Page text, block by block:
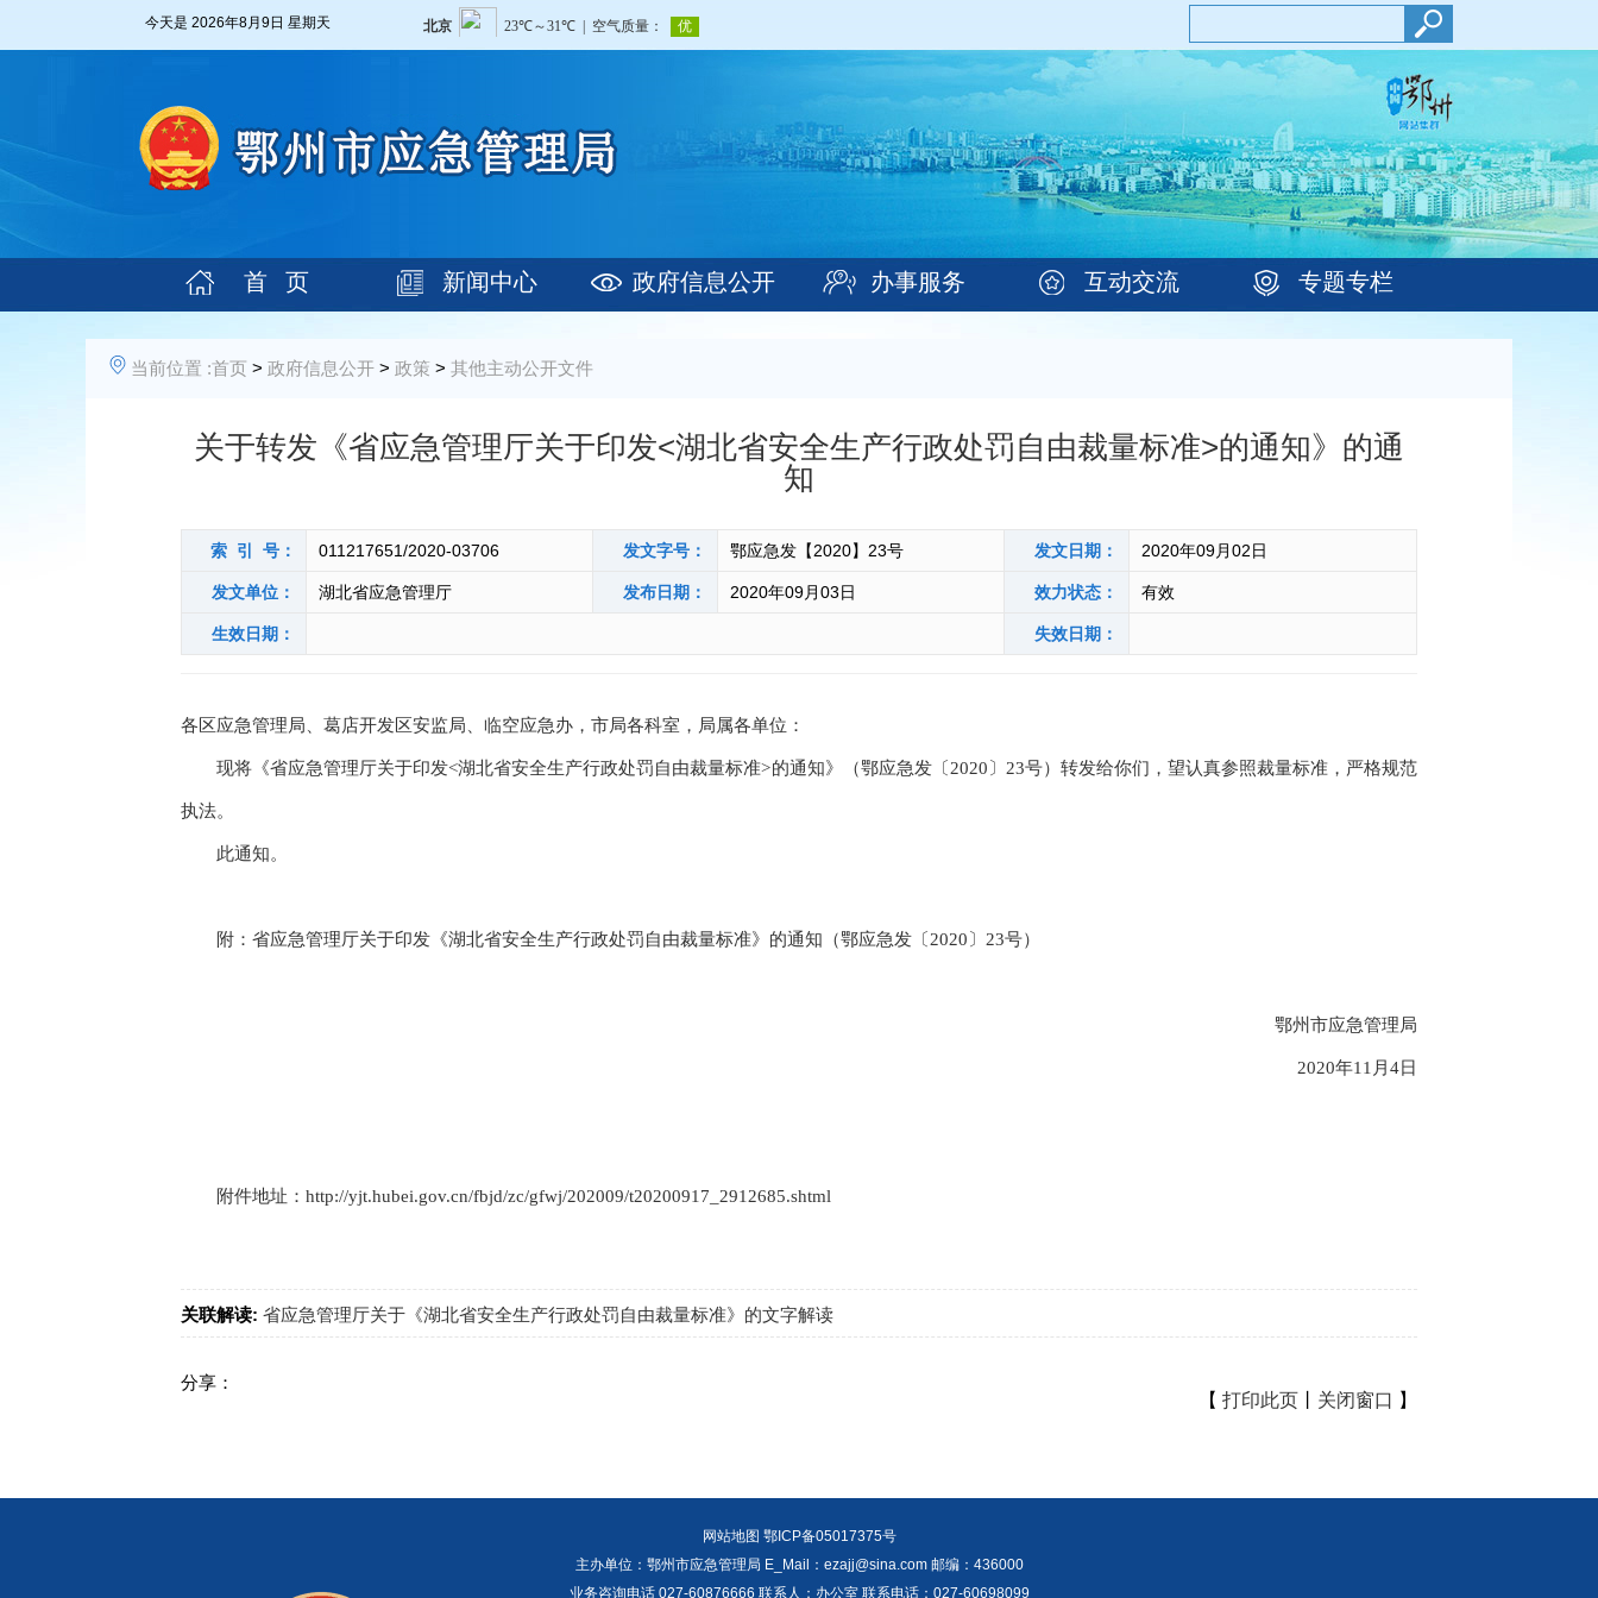
今天是 2026年8月9日 星期天
首 页 新闻中心 政府信息公开 办事服务 互动交流 专题专栏
当前位置 :首页 > 政府信息公开 > 政策 > 其他主动公开文件
关于转发《省应急管理厅关于印发<湖北省安全生产行政处罚自由裁量标准>的通知》的通
知
索 引 号： 011217651/2020-03706 发文字号： 鄂应急发【2020】23号 发文日期： 2020年09月02日
发文单位： 湖北省应急管理厅 发布日期： 2020年09月03日 效力状态： 有效
生效日期： 失效日期：
各区应急管理局、葛店开发区安监局、临空应急办，市局各科室，局属各单位：
现将 《省应急管理厅关于印发<湖北省安全生产行政处罚自由裁量标准>的通知》（鄂应急发〔 2020 〕 23号）转发给你们，望认真参照裁量标准，严格规范
执法。
此通知。
附： 省应急管理厅关于印发 《湖北省安全生产行政处罚自由裁量标准》的通知 （鄂应急发〔 2020 〕 23号）
鄂州市应急管理局
2020年11月4日
附件地址：http://yjt.hubei.gov.cn/fbjd/zc/gfwj/202009/t20200917_2912685.shtml
关联解读: 省应急管理厅关于《湖北省安全生产行政处罚自由裁量标准》的文字解读
分享：
【 打印此页 关闭窗口 】
网站地图 鄂ICP备05017375号
主办单位：鄂州市应急管理局 E_Mail：ezajj@sina.com 邮编：436000
业务咨询电话 027-60876666 联系人：办公室 联系电话：027-60698099